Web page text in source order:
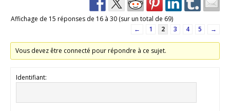
Affichage de 15 réponses de 16 à 30 (sur un total de 69)
←
1 2 3 4 5 →
Vous devez être connecté pour répondre à ce sujet.
Identifiant: